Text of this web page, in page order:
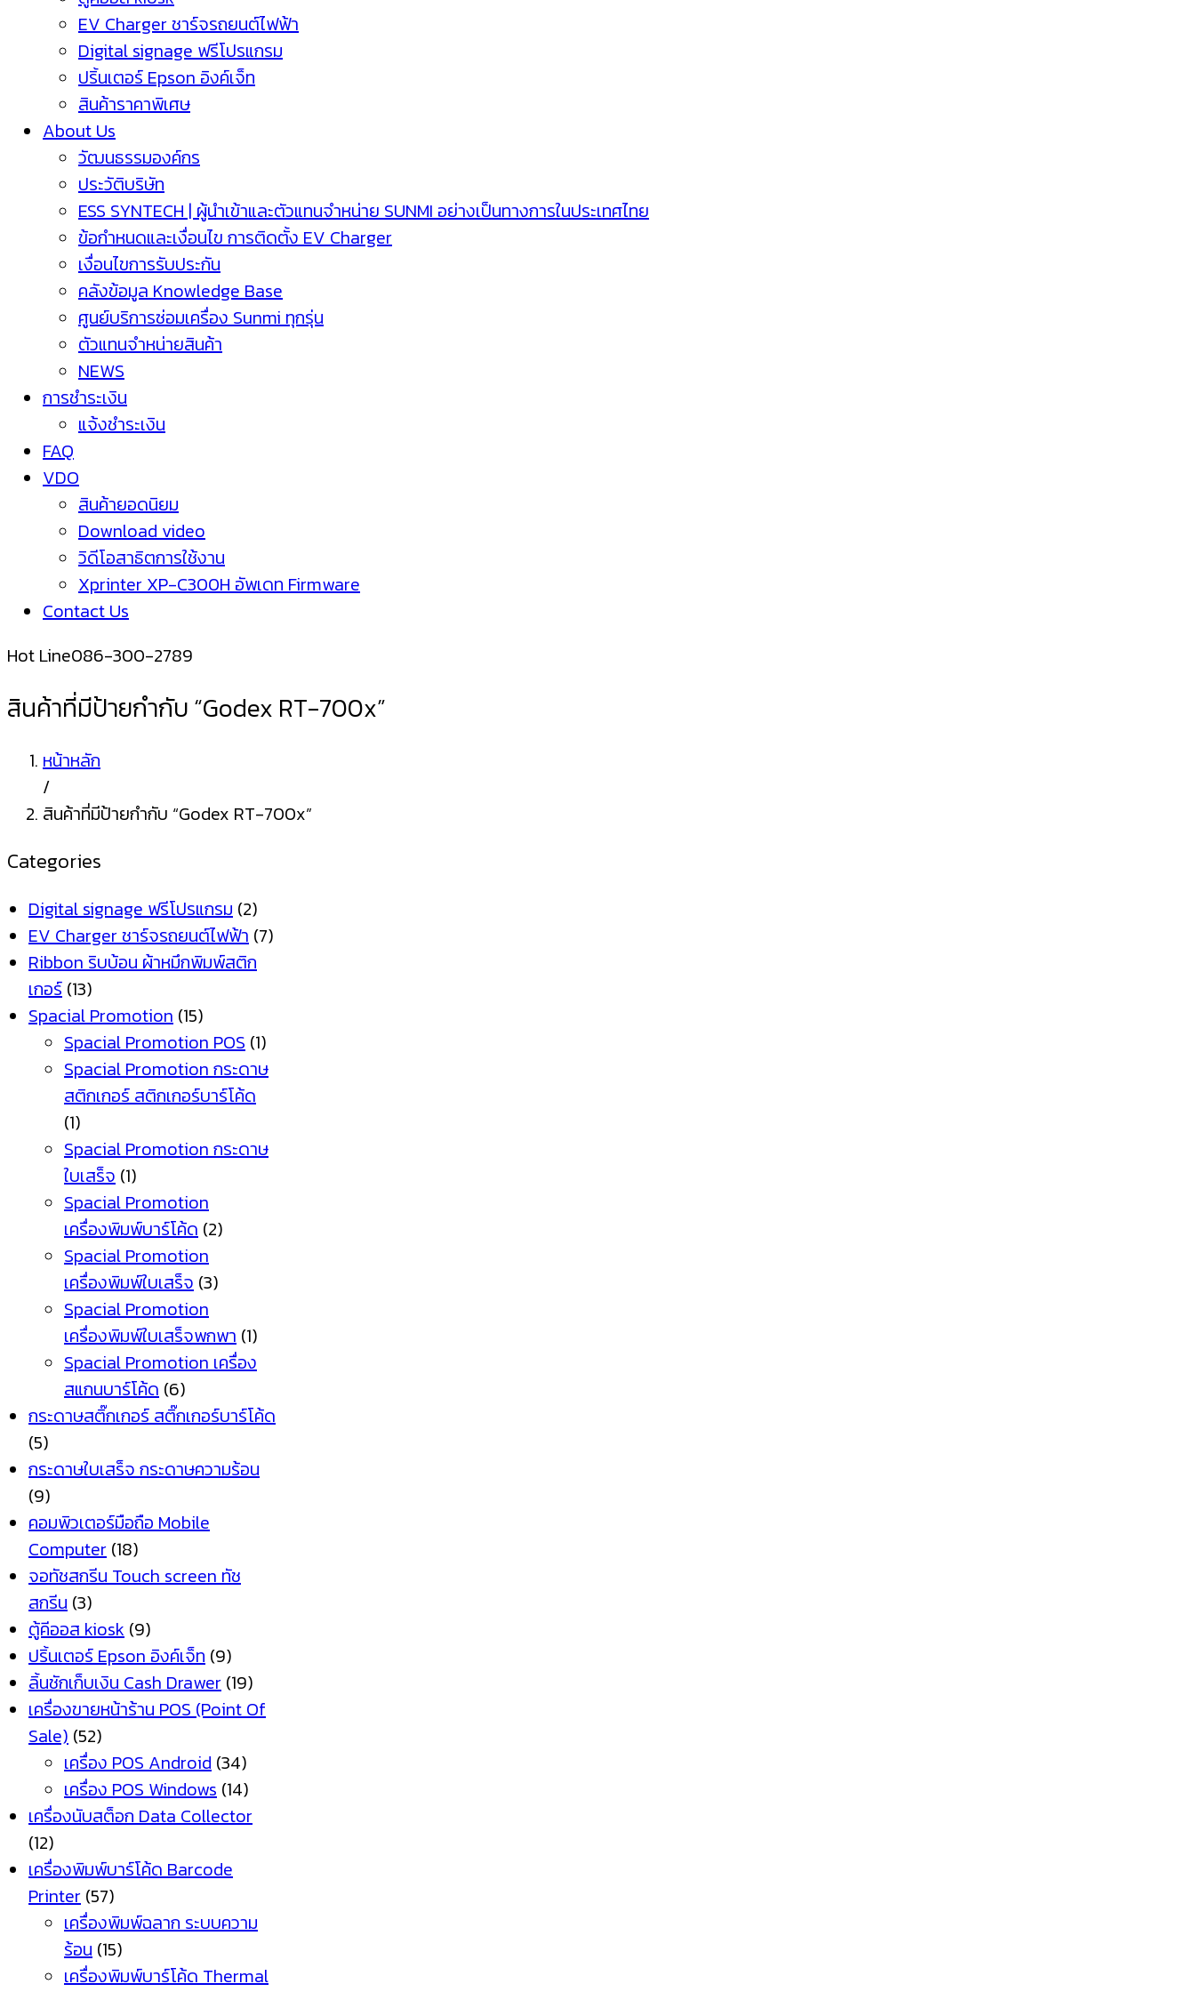
EV Charger ชาร์จรถยนต์ไฟฟ้า
Digital signage ฟรีโปรแกรม
ปริ้นเตอร์ Epson อิงค์เจ็ท
สินค้าราคาพิเศษ
About Us
วัฒนธรรมองค์กร
ประวัติบริษัท
ESS SYNTECH | ผู้นำเข้าและตัวแทนจำหน่าย SUNMI อย่างเป็นทางการในประเทศไทย
ข้อกำหนดและเงื่อนไข การติดตั้ง EV Charger
เงื่อนไขการรับประกัน
คลังข้อมูล Knowledge Base
ศูนย์บริการซ่อมเครื่อง Sunmi ทุกรุ่น
ตัวแทนจำหน่ายสินค้า
NEWS
การชำระเงิน
แจ้งชำระเงิน
FAQ
VDO
สินค้ายอดนิยม
Download video
วิดีโอสาธิตการใช้งาน
Xprinter XP-C300H อัพเดท Firmware
Contact Us
Hot Line086-300-2789
สินค้าที่มีป้ายกำกับ “Godex RT-700x”
หน้าหลัก
/
สินค้าที่มีป้ายกำกับ “Godex RT-700x”
Categories
Digital signage ฟรีโปรแกรม (2)
EV Charger ชาร์จรถยนต์ไฟฟ้า (7)
Ribbon ริบบ้อน ผ้าหมึกพิมพ์สติก
เกอร์ (13)
Spacial Promotion (15)
Spacial Promotion POS (1)
Spacial Promotion กระดาษ
สติกเกอร์ สติกเกอร์บาร์โค้ด
(1)
Spacial Promotion กระดาษ
ใบเสร็จ (1)
Spacial Promotion
เครื่องพิมพ์บาร์โค้ด (2)
Spacial Promotion
เครื่องพิมพ์ใบเสร็จ (3)
Spacial Promotion
เครื่องพิมพ์ใบเสร็จพกพา (1)
Spacial Promotion เครื่อง
สแกนบาร์โค้ด (6)
กระดาษสติ๊กเกอร์ สติ๊กเกอร์บาร์โค้ด
(5)
กระดาษใบเสร็จ กระดาษความร้อน
(9)
คอมพิวเตอร์มือถือ Mobile
Computer (18)
จอทัชสกรีน Touch screen ทัช
สกรีน (3)
ตู้คีออส kiosk (9)
ปริ้นเตอร์ Epson อิงค์เจ็ท (9)
ลิ้นชักเก็บเงิน Cash Drawer (19)
เครื่องขายหน้าร้าน POS (Point Of
Sale) (52)
เครื่อง POS Android (34)
เครื่อง POS Windows (14)
เครื่องนับสต็อก Data Collector
(12)
เครื่องพิมพ์บาร์โค้ด Barcode
Printer (57)
เครื่องพิมพ์ฉลาก ระบบความ
ร้อน (15)
เครื่องพิมพ์บาร์โค้ด Thermal